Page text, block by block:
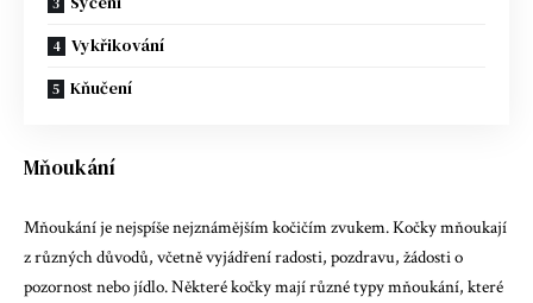
Vykřikování
Kňučení
Mňoukání
Mňoukání je nejspíše nejznámějším kočičím zvukem. Kočky mňoukají
z různých důvodů, včetně vyjádření radosti, pozdravu, žádosti o
pozornost nebo jídlo. Některé kočky mají různé typy mňoukání, které